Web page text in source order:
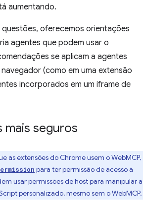
aumentando.
questões, oferecemos orientações
agentes que podem usar o
se aplicam a agentes
(como em uma extensão
incorporados em um iframe de
mais seguros
as extensões do Chrome usem o WebMCP,
para ter permissão de acesso à
usar permissões de host para manipular a
personalizado, mesmo sem o WebMCP.